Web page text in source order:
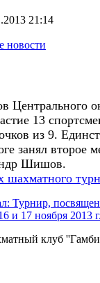
21:14
новости
13
из 9.
занял
Шишов.
шахматного
Турнир,
и 17 ноября 2013
клуб